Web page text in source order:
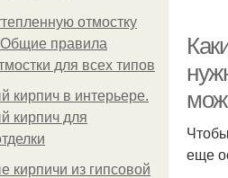
отмостку
Общие правила
для всех типов
кирпич в интерьере.
кирпич для
кирпичи из гипсовой
еще